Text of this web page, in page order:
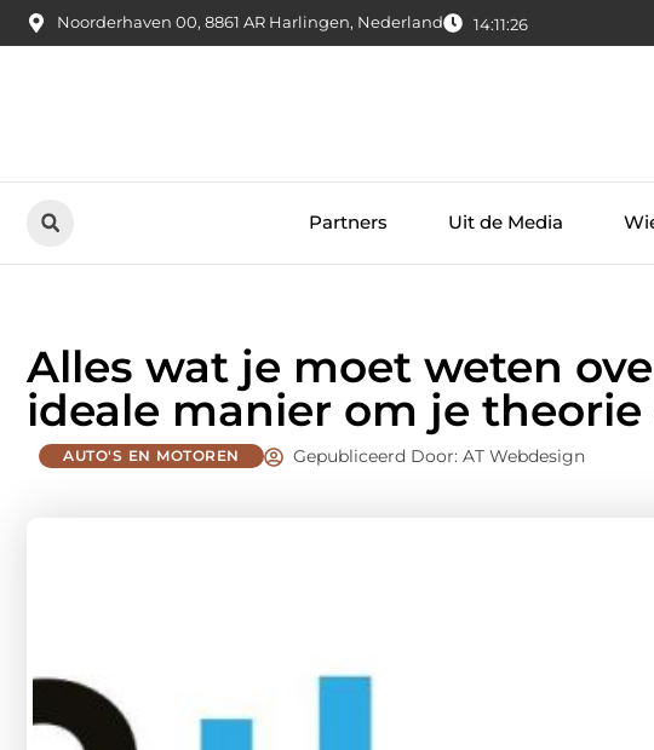
Noorderhaven 00, 8861 AR Harlingen, Nederland 14:11:28
Partners Uit de Media
Alles wat je moet weten
ideale manier om je
AUTO'S EN MOTOREN Gepubliceerd Door: AT Webdesign